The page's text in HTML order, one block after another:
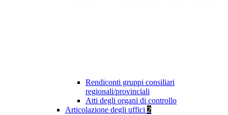
Rendiconti gruppi consiliari
regionali/provinciali
Atti degli organi di controllo
Articolazione degli uffici 2